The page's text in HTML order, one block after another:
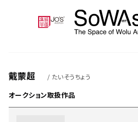
戴蒙超 / たいそうちょう
オークション取扱作品